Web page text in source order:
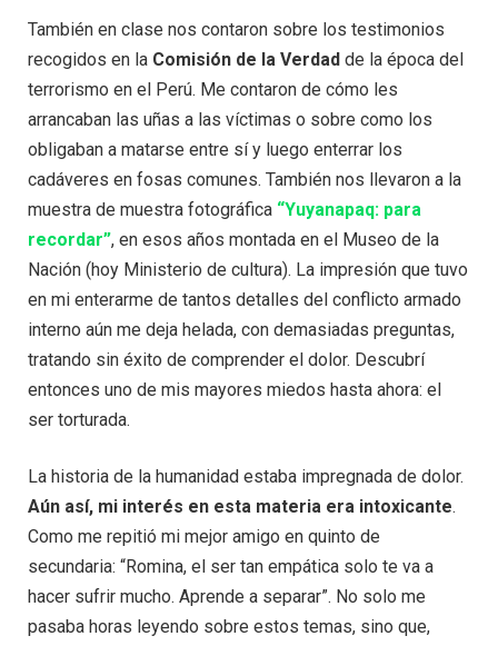
También en clase nos contaron sobre los testimonios
recogidos en la Comisión de la Verdad de la época del
terrorismo en el Perú. Me contaron de cómo les
arrancaban las uñas a las víctimas o sobre como los
obligaban a matarse entre sí y luego enterrar los
cadáveres en fosas comunes. También nos llevaron a la
muestra de muestra fotográfica “Yuyanapaq: para
recordar”, en esos años montada en el Museo de la
Nación (hoy Ministerio de cultura). La impresión que tuvo
en mi enterarme de tantos detalles del conflicto armado
interno aún me deja helada, con demasiadas preguntas,
tratando sin éxito de comprender el dolor. Descubrí
entonces uno de mis mayores miedos hasta ahora: el
ser torturada.
La historia de la humanidad estaba impregnada de dolor.
Aún así, mi interés en esta materia era intoxicante.
Como me repitió mi mejor amigo en quinto de
secundaria: “Romina, el ser tan empática solo te va a
hacer sufrir mucho. Aprende a separar”. No solo me
pasaba horas leyendo sobre estos temas, sino que,